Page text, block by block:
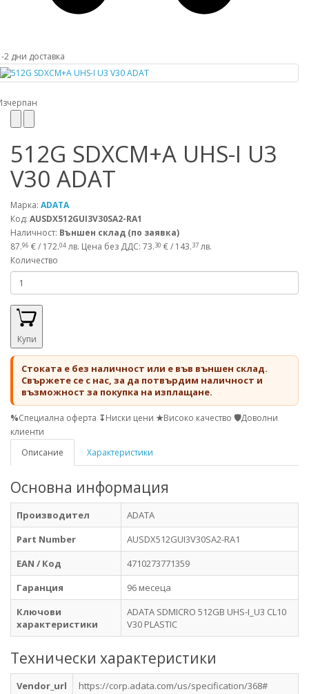
2 дни доставка
512G SDXCM+A UHS-I U3
V30 ADAT
Марка: ADATA
Код: AUSDX512GUI3V30SA2-RA1
Наличност: Външен склад (по заявка)
87.96 € / 172.04 лв. Цена без ДДС: 73.30 € / 143.37 лв.
Количество
Купи
Стоката е без наличност или е във външен склад.
Свържете се с нас, за да потвърдим наличност и
възможност за покупка на изплащане.
%Специална оферта ↧Ниски цени ★Високо качество 🛡Доволни
клиенти
Описание
Характеристики
Основна информация
Производител
ADATA
Part Number
AUSDX512GUI3V30SA2-RA1
EAN / Код
4710273771359
Гаранция
96 месеца
Ключови
характеристики
ADATA SDMICRO 512GB UHS-I_U3 CL10
V30 PLASTIC
Технически характеристики
Vendor_url
https://corp.adata.com/us/specification/368#